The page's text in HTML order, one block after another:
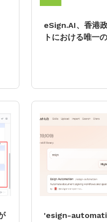
eSign.AI、香港
トにおける唯一
'esign-